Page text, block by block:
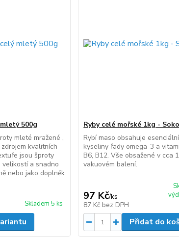
500g
mleté mražené ,
kvalitních
jsou šproty
a snadno
nebo jako doplněk
Skladem 5 ks
Ryby celé mořské 1kg -
Rybí maso obsahuje
kyseliny řady omega-3 a
B6, B12. Vše obsažené v cca
vakuovém balení.
97 Kč/ks
87 Kč bez DPH
Přidat do